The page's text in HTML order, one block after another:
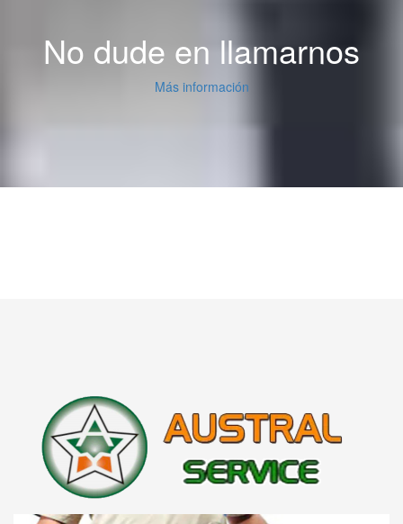
No dude en llamarnos
Más información